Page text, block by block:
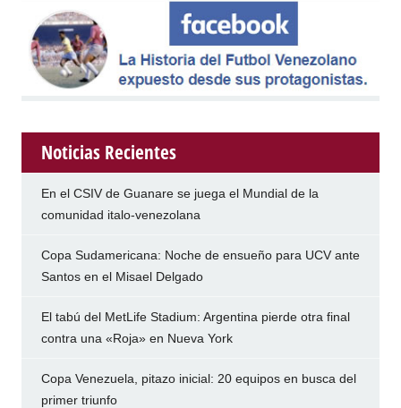
Noticias Recientes
En el CSIV de Guanare se juega el Mundial de la
comunidad italo-venezolana
Copa Sudamericana: Noche de ensueño para UCV ante
Santos en el Misael Delgado
El tabú del MetLife Stadium: Argentina pierde otra final
contra una «Roja» en Nueva York
Copa Venezuela, pitazo inicial: 20 equipos en busca del
primer triunfo